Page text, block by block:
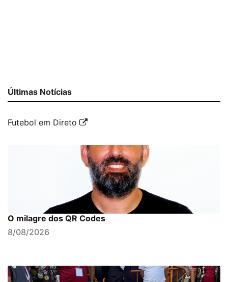
Últimas Notícias
Futebol em Direto
O milagre dos QR Codes
8/08/2026